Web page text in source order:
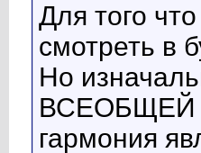
Для того
смотреть в
Но
ВСЕОБЩЕЙ
гармония